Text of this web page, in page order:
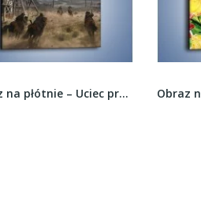
Obraz na płótnie – Uciec przed wrogiem –...